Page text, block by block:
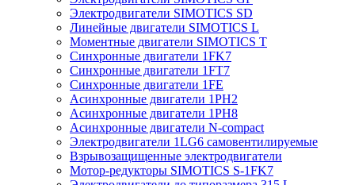
Электродвигатели SIMOTICS SD
Линейные двигатели SIMOTICS L
Моментные двигатели SIMOTICS T
Синхронные двигатели 1FK7
Синхронные двигатели 1FT7
Синхронные двигатели 1FE
Асинхронные двигатели 1PH2
Асинхронные двигатели 1PH8
Асинхронные двигатели N-compact
Электродвигатели 1LG6 cамовентилируемые
Взрывозащищенные электродвигатели
Мотор-редукторы SIMOTICS S-1FK7